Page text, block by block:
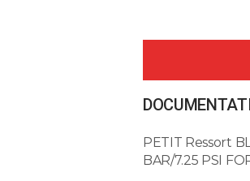
PETIT Ressort
BAR/7.25 PSI